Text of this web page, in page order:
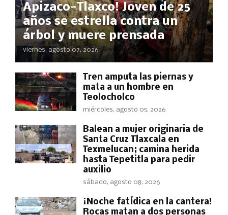
Apizaco-Tlaxco! Joven de 25
años se estrella contra un
árbol y muere prensada
viernes, agosto 07, 2026
Tren amputa las piernas y
mata a un hombre en
Teolocholco
miércoles, agosto 05, 2026
Balean a mujer originaria de
Santa Cruz Tlaxcala en
Texmelucan; camina herida
hasta Tepetitla para pedir
auxilio
sábado, agosto 08, 2026
​¡Noche fatídica en la cantera!
Rocas matan a dos personas